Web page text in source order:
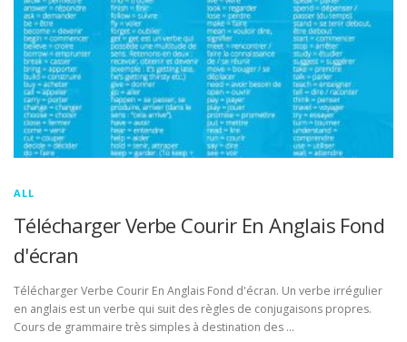
ALL
Télécharger Verbe Courir En Anglais Fond
d'écran
Télécharger Verbe Courir En Anglais Fond d'écran. Un verbe irrégulier
en anglais est un verbe qui suit des règles de conjugaisons propres.
Cours de grammaire très simples à destination des …